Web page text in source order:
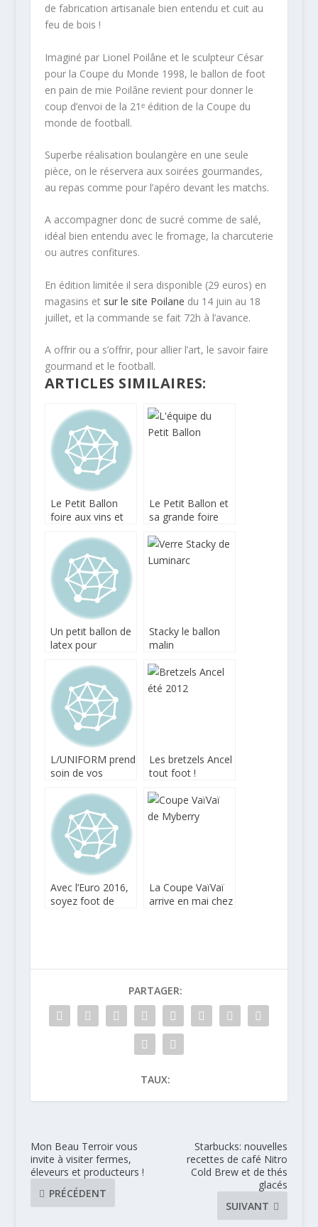
de fabrication artisanale bien entendu et cuit au
feu de bois !
Imaginé par Lionel Poilâne et le sculpteur César
pour la Coupe du Monde 1998, le ballon de foot
en pain de mie Poilâne revient pour donner le
coup d’envoi de la 21ᵉ édition de la Coupe du
monde de football.
Superbe réalisation boulangère en une seule
pièce, on le réservera aux soirées gourmandes,
au repas comme pour l’apéro devant les matchs.
A accompagner donc de sucré comme de salé,
idéal bien entendu avec le fromage, la charcuterie
ou autres confitures.
En édition limitée il sera disponible (29 euros) en
magasins et sur le site Poilane du 14 juin au 18
juillet, et la commande se fait 72h à l’avance.
A offrir ou a s’offrir, pour allier l’art, le savoir faire
gourmand et le football.
ARTICLES SIMILAIRES:
Le Petit Ballon
foire aux vins et
Le Petit Ballon et
sa grande foire
Un petit ballon de
latex pour
Stacky le ballon
malin
L/UNIFORM prend
soin de vos
Poilâne
Les bretzels Ancel
tout foot !
Avec l’Euro 2016,
soyez foot de
La Coupe VaïVaï
arrive en mai chez
PARTAGER:
TAUX:
Mon Beau Terroir vous
invite à visiter fermes,
éleveurs et producteurs !
PRÉCÉDENT
Starbucks: nouvelles
recettes de café Nitro
Cold Brew et de thés
glacés
SUIVANT